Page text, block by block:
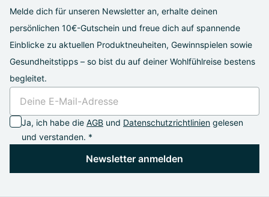
Melde dich für unseren Newsletter an, erhalte deinen
persönlichen 10€-Gutschein und freue dich auf spannende
Einblicke zu aktuellen Produktneuheiten, Gewinnspielen sowie
Gesundheitstipps – so bist du auf deiner Wohlfühlreise bestens
begleitet.
Ja, ich habe die AGB und Datenschutzrichtlinien gelesen
und verstanden. *
Newsletter anmelden